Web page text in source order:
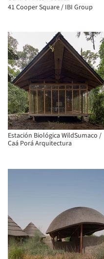
41 Cooper Square / IBI Group
Estación Biológica WildSumaco /
Caá Porá Arquitectura